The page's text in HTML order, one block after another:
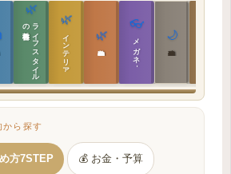
🌿
ラ
イ
フ
ス
タ
イ
ル
の
教科書 🌿
インテリア設計 🌿
敷地設計の教科書
👓
メガネ｜転職 🌙
建築思想の教科書
ら探す
方7STEP 💰 お金・予算